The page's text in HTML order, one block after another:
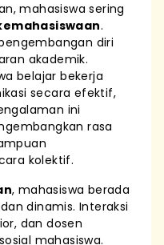
mahasiswa sering
.
diri
akademik.
belajar bekerja
secara efektif,
ini
rasa
kolektif.
, mahasiswa berada
dinamis. Interaksi
dan dosen
mahasiswa.